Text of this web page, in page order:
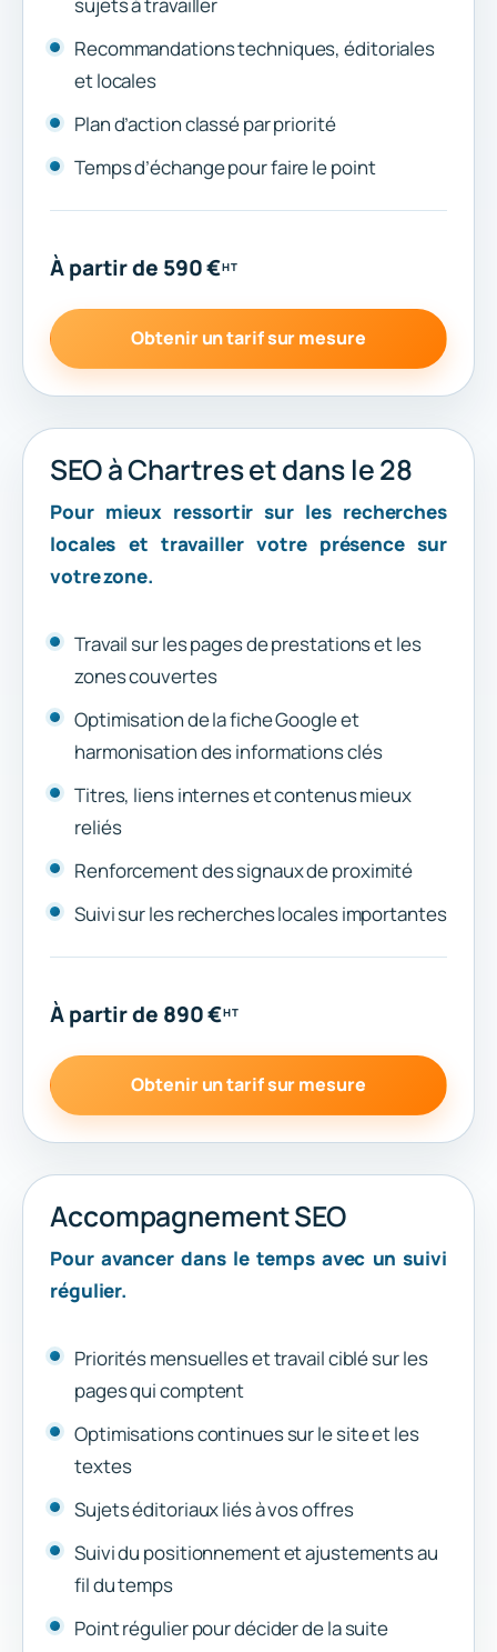
sujets à travailler
Recommandations techniques, éditoriales
et locales
Plan d’action classé par priorité
Temps d’échange pour faire le point
À partir de 590 €HT
Obtenir un tarif sur mesure
SEO à Chartres et dans le 28
Pour mieux ressortir sur les recherches
locales et travailler votre présence sur
votre zone.
Travail sur les pages de prestations et les
zones couvertes
Optimisation de la fiche Google et
harmonisation des informations clés
Titres, liens internes et contenus mieux
reliés
Renforcement des signaux de proximité
Suivi sur les recherches locales importantes
À partir de 890 €HT
Obtenir un tarif sur mesure
Accompagnement SEO
Pour avancer dans le temps avec un suivi
régulier.
Priorités mensuelles et travail ciblé sur les
pages qui comptent
Optimisations continues sur le site et les
textes
Sujets éditoriaux liés à vos offres
Suivi du positionnement et ajustements au
fil du temps
Point régulier pour décider de la suite